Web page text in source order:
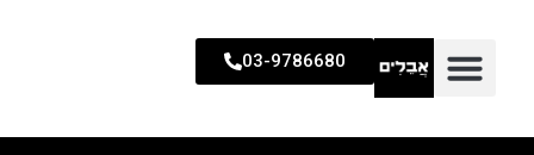
03-9786680